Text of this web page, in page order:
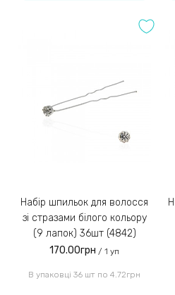
Набір шпильок для волосся
зі стразами білого кольору
(9 лапок) 36шт (4842)
170.00грн / 1 уп
В упаковці 36 шт по 4.72грн
Набір шпильок для волосся